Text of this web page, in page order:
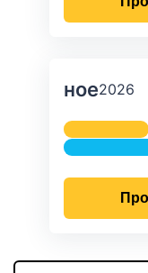
ное2026
Средна